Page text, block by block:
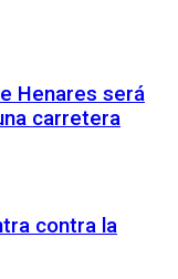
Henares será
carretera
contra la